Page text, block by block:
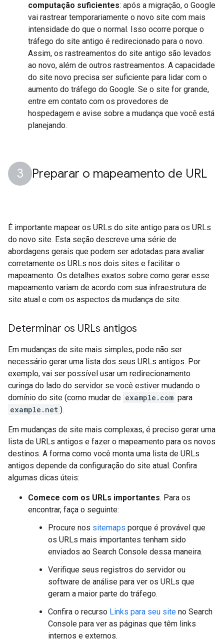
computação suficientes: após a migração, o Google
vai rastrear temporariamente o novo site com mais
intensidade do que o normal. Isso ocorre porque o
tráfego do site antigo é redirecionado para o novo.
Assim, os rastreamentos do site antigo são levados
ao novo, além de outros rastreamentos. A capacidade
do site novo precisa ser suficiente para lidar com o
aumento do tráfego do Google. Se o site for grande,
entre em contato com os provedores de
hospedagem e avise sobre a mudança que você está
planejando.
Preparar o mapeamento de URL
É importante mapear os URLs do site antigo para os URLs
do novo site. Esta seção descreve uma série de
abordagens gerais que podem ser adotadas para avaliar
corretamente os URLs nos dois sites e facilitar o
mapeamento. Os detalhes exatos sobre como gerar esse
mapeamento variam de acordo com sua infraestrutura de
site atual e com os aspectos da mudança de site.
Determinar os URLs antigos
Em mudanças de site mais simples, pode não ser
necessário gerar uma lista dos seus URLs antigos. Por
exemplo, vai ser possível usar um redirecionamento
curinga do lado do servidor se você estiver mudando o
domínio do site (como mudar de example.com para
example.net ).
Em mudanças de site mais complexas, é preciso gerar uma
lista de URLs antigos e fazer o mapeamento para os novos
destinos. A forma como você monta uma lista de URLs
antigos depende da configuração do site atual. Confira
algumas dicas úteis:
Comece com os URLs importantes. Para os
encontrar, faça o seguinte:
Procure nos sitemaps porque é provável que
os URLs mais importantes tenham sido
enviados ao Search Console dessa maneira.
Verifique seus registros do servidor ou
software de análise para ver os URLs que
geram a maior parte do tráfego.
Confira o recurso Links para seu site no Search
Console para ver as páginas que têm links
internos e externos.